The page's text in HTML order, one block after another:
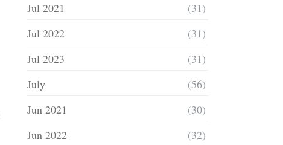
Jul 2021
(31)
Jul 2022
(31)
Jul 2023
(31)
July
(56)
Jun 2021
(30)
Jun 2022
(32)